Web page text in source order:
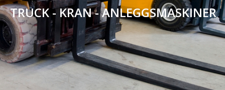
TRUCK - KRAN - ANLEGGSMASKINER